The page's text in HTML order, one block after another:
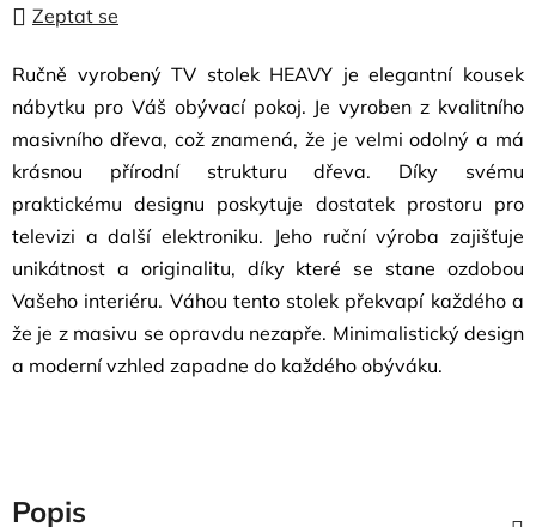
Ručně vyrobený TV stolek HEAVY je elegantní kousek
nábytku pro Váš obývací pokoj. Je vyroben z kvalitního
masivního dřeva, což znamená, že je velmi odolný a má
krásnou přírodní strukturu dřeva. Díky svému
praktickému designu poskytuje dostatek prostoru pro
televizi a další elektroniku. Jeho ruční výroba zajišťuje
unikátnost a originalitu, díky které se stane ozdobou
Vašeho interiéru. Váhou tento stolek překvapí každého a
že je z masivu se opravdu nezapře. Minimalistický design
a moderní vzhled zapadne do každého obýváku.
Zeptat se
Popis